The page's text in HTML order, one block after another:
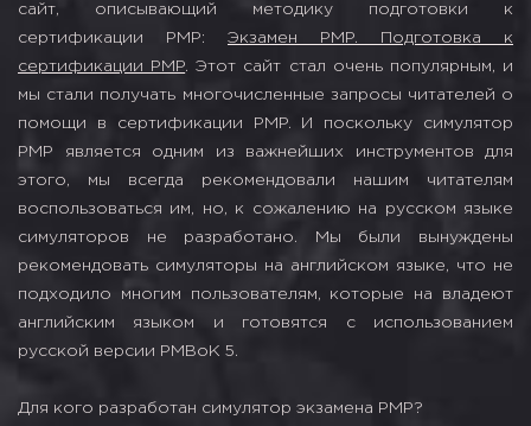
сайт, описывающий методику подготовки к
сертификации PMP: Экзамен PMP. Подготовка к
сертификации PMP . Этот сайт стал очень популярным, и
мы стали получать многочисленные запросы читателей о
помощи в сертификации PMP. И поскольку симулятор
PMP является одним из важнейших инструментов для
этого, мы всегда рекомендовали нашим читателям
воспользоваться им, но, к сожалению на русском языке
симуляторов не разработано. Мы были вынуждены
рекомендовать симуляторы на английском языке, что не
подходило многим пользователям, которые на владеют
английским языком и готовятся с использованием
русской версии PMBoK 5.
Для кого разработан симулятор экзамена PMP?